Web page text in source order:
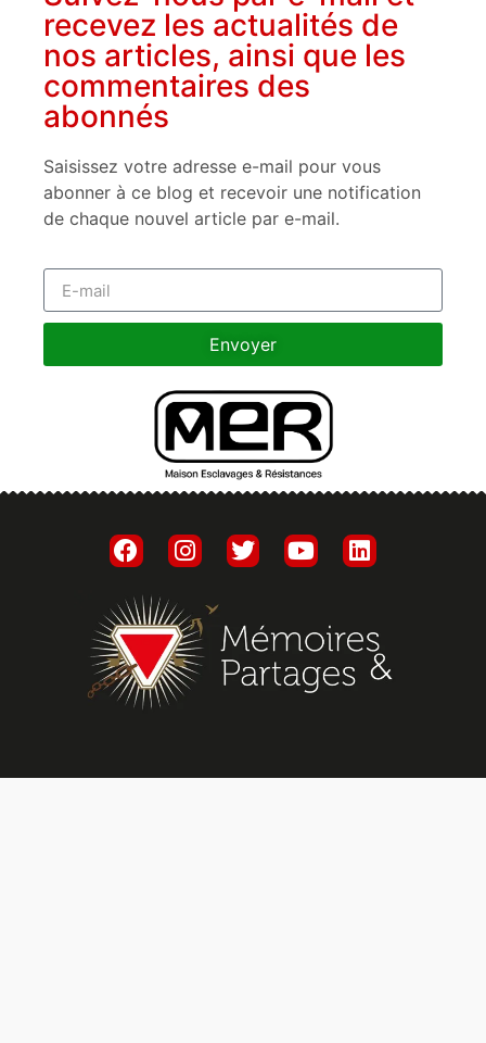
recevez les actualités de
nos articles, ainsi que les
commentaires des
abonnés
Saisissez votre adresse e-mail pour vous
abonner à ce blog et recevoir une notification
de chaque nouvel article par e-mail.
Envoyer